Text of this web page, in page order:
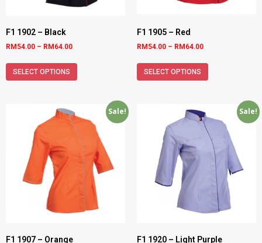
F1 1902 – Black
RM 54.00 – RM 64.00
SELECT OPTIONS
F1 1905 – Red
RM 54.00 – RM 64.00
SELECT OPTIONS
Sale!
F1 1907 – Orange
Sale!
F1 1920 – Light Purple